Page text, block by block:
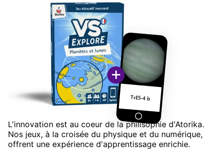
L'innovation est au coeur de la philisophie d'Atorika.
Nos jeux, à la croisée du physique et du numérique,
offrent une expérience d'apprentissage enrichie.
TrES-4 b
+